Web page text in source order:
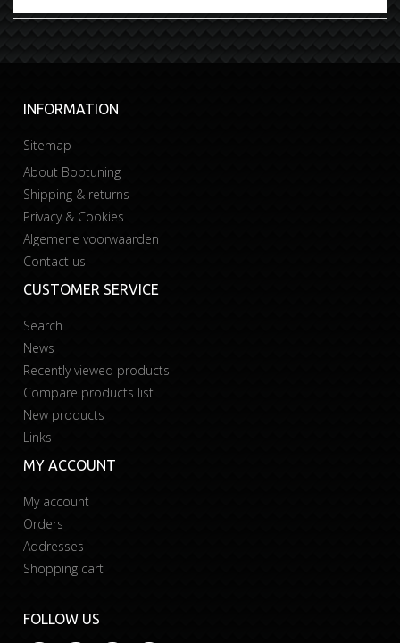
INFORMATION
Sitemap
About Bobtuning
Shipping & returns
Privacy & Cookies
Algemene voorwaarden
Contact us
CUSTOMER SERVICE
Search
News
Recently viewed products
Compare products list
New products
Links
MY ACCOUNT
My account
Orders
Addresses
Shopping cart
FOLLOW US